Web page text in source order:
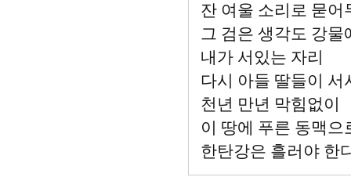
잔 여울 소리로 묻어
그 검은 생각도 강물
내가 서있는 자리
다시 아들 딸들이 서
천년 만년 막힘없이
이 땅에 푸른 동맥으
한탄강은 흘러야 한